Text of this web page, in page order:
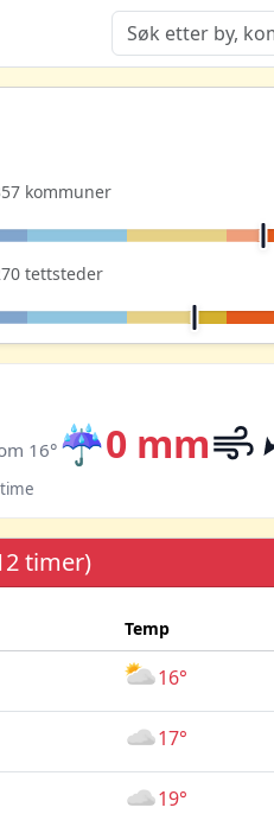
kommuner
tettsteder
16°☔0 mm
timer)
Temp
16°
17°
19°